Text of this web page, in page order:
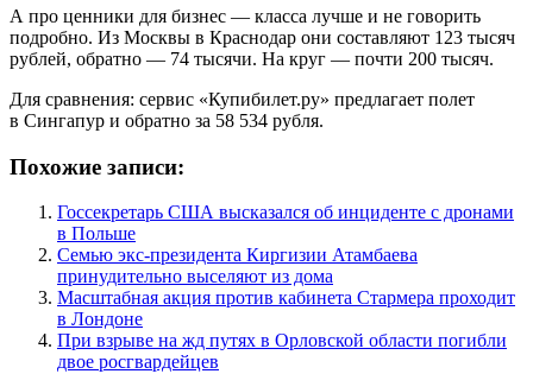
А про ценники для бизнес — класса лучше и не говорить
подробно. Из Москвы в Краснодар они составляют 123 тысяч
рублей, обратно — 74 тысячи. На круг — почти 200 тысяч.
Для сравнения: сервис «Купибилет.ру» предлагает полет
в Сингапур и обратно за 58 534 рубля.
Похожие записи:
Госсекретарь США высказался об инциденте с дронами
в Польше
Семью экс-президента Киргизии Атамбаева
принудительно выселяют из дома
Масштабная акция против кабинета Стармера проходит
в Лондоне
При взрыве на жд путях в Орловской области погибли
двое росгвардейцев